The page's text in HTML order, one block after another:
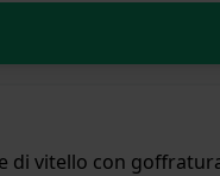
di vitello con